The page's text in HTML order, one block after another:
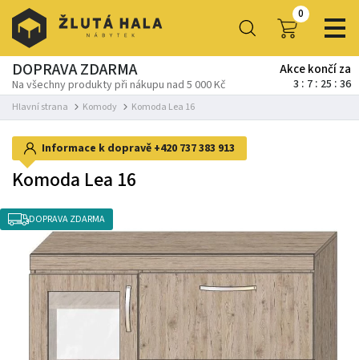
0
DOPRAVA ZDARMA
Na všechny produkty při nákupu nad 5 000 Kč
Akce končí za
3 7 25 36
Hlavní strana Komody Komoda Lea 16
Informace k dopravě +420 737 383 913
Komoda Lea 16
DOPRAVA ZDARMA